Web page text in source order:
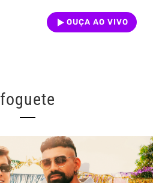
OUÇA AO VIVO
foguete